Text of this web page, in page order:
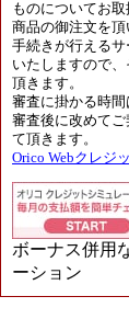
ものについてお取
商品の御注文を
手続きが行える
いたしますので
頂きます。
審査に掛かる時間
審査後に改めて
て頂きます。
Orico Webクレジ
ボーナス併用
ーション